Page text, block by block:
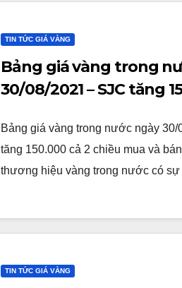
TIN TỨC GIÁ VÀNG
Bảng giá vàng trong
30/08/2021 – SJC tăng
Bảng giá vàng trong nước ngày 30/
tăng 150.000 cả 2 chiều mua và
thương hiệu vàng trong nước có
TIN TỨC GIÁ VÀNG